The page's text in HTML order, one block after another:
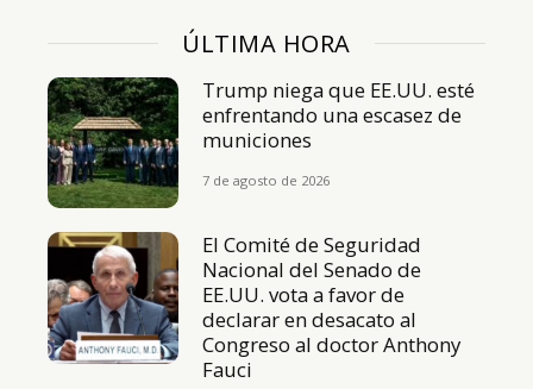
ÚLTIMA HORA
Trump niega que EE.UU. esté
enfrentando una escasez de
municiones
7 de agosto de 2026
El Comité de Seguridad
Nacional del Senado de
EE.UU. vota a favor de
declarar en desacato al
Congreso al doctor Anthony
Fauci